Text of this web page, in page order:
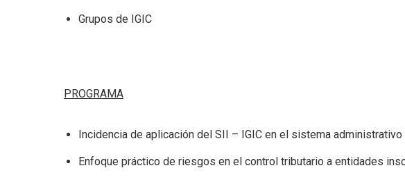
Grupos de IGIC
PROGRAMA
Incidencia de aplicación del SII – IGIC en el sistema administrativo
Enfoque práctico de riesgos en el control tributario a entidades